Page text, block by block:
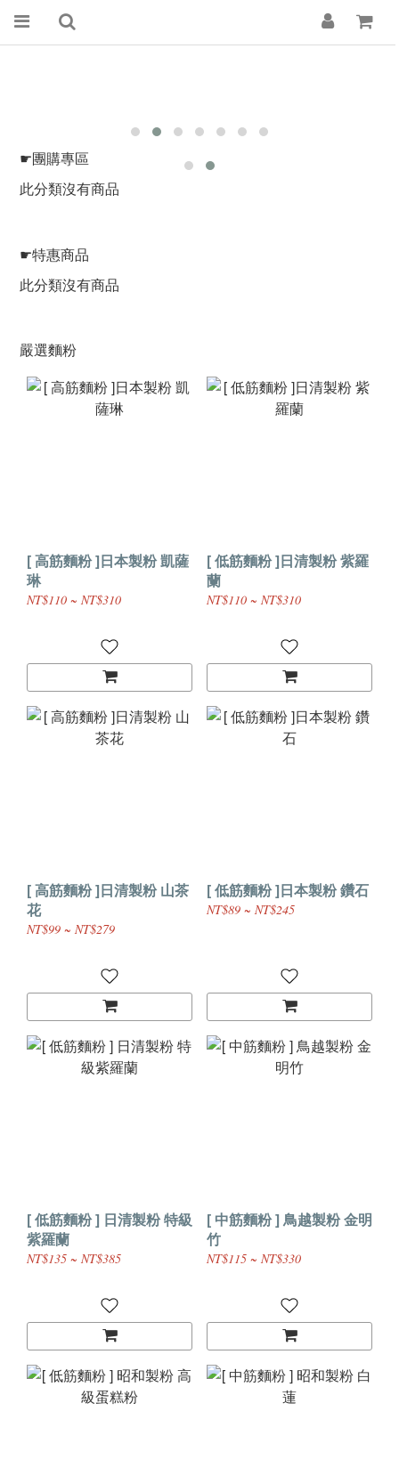
☛團購專區
此分類沒有商品
☛特惠商品
此分類沒有商品
嚴選麵粉
[ 高筋麵粉 ]日本製粉 凱薩
琳
NT$110 ~ NT$310
[ 低筋麵粉 ]日清製粉 紫羅
蘭
NT$110 ~ NT$310
[ 高筋麵粉 ]日清製粉 山茶
花
NT$99 ~ NT$279
[ 低筋麵粉 ]日本製粉 鑽石
NT$89 ~ NT$245
[ 低筋麵粉 ] 日清製粉 特級
紫羅蘭
NT$135 ~ NT$385
[ 中筋麵粉 ] 鳥越製粉 金明
竹
NT$115 ~ NT$330